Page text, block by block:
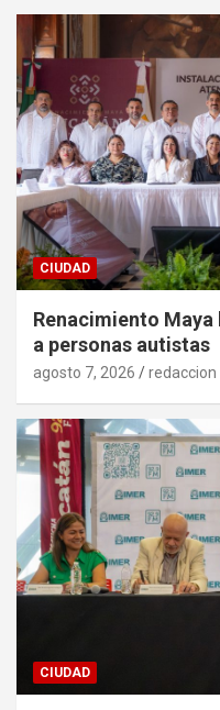
CIUDAD
Renacimiento
a personas autistas
agosto 7, 2026 redaccion
CIUDAD